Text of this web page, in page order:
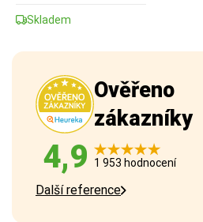
Skladem
Ověřeno
zákazníky
4,9 1 953 hodnocení
Další reference